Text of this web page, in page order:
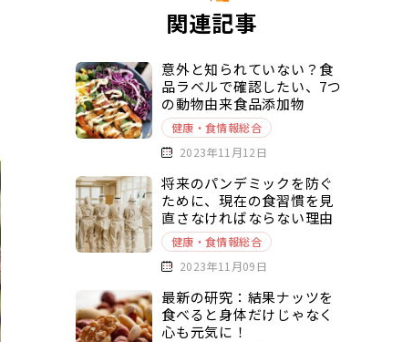
関連記事
意外と知られていない？食
品ラベルで確認したい、7つ
の動物由来食品添加物
健康・食情報総合
2023年11月12日
将来のパンデミックを防ぐ
ために、現在の食習慣を見
直さなければならない理由
健康・食情報総合
2023年11月09日
最新の研究：結果ナッツを
食べると身体だけじゃなく
心も元気に！